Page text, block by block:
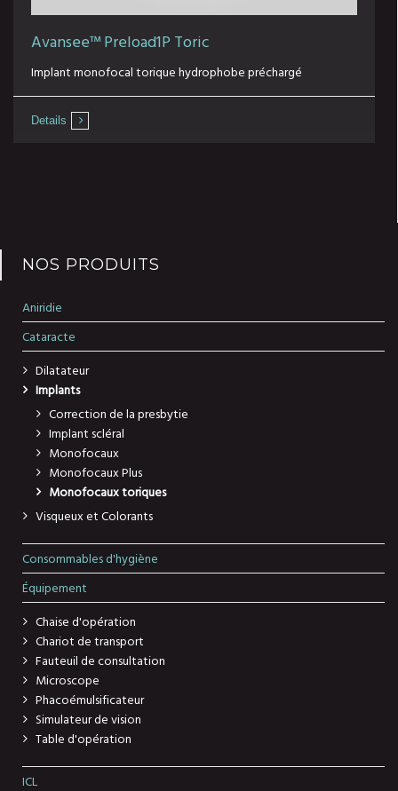
Avansee™ Preload1P Toric
Implant monofocal torique hydrophobe préchargé
Details
NOS PRODUITS
Aniridie
Cataracte
Dilatateur
Implants
Correction de la presbytie
Implant scléral
Monofocaux
Monofocaux Plus
Monofocaux toriques
Visqueux et Colorants
Consommables d'hygiène
Équipement
Chaise d'opération
Chariot de transport
Fauteuil de consultation
Microscope
Phacoémulsificateur
Simulateur de vision
Table d'opération
ICL